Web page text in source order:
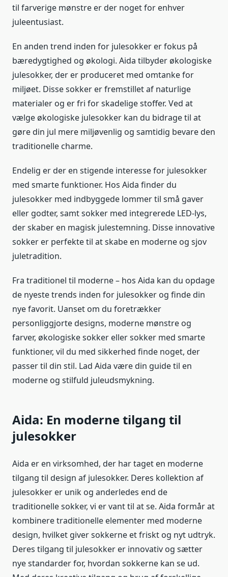
til farverige mønstre er der noget for enhver
juleentusiast.
En anden trend inden for julesokker er fokus på
bæredygtighed og økologi. Aida tilbyder økologiske
julesokker, der er produceret med omtanke for
miljøet. Disse sokker er fremstillet af naturlige
materialer og er fri for skadelige stoffer. Ved at
vælge økologiske julesokker kan du bidrage til at
gøre din jul mere miljøvenlig og samtidig bevare den
traditionelle charme.
Endelig er der en stigende interesse for julesokker
med smarte funktioner. Hos Aida finder du
julesokker med indbyggede lommer til små gaver
eller godter, samt sokker med integrerede LED-lys,
der skaber en magisk julestemning. Disse innovative
sokker er perfekte til at skabe en moderne og sjov
juletradition.
Fra traditionel til moderne – hos Aida kan du opdage
de nyeste trends inden for julesokker og finde din
nye favorit. Uanset om du foretrækker
personliggjorte designs, moderne mønstre og
farver, økologiske sokker eller sokker med smarte
funktioner, vil du med sikkerhed finde noget, der
passer til din stil. Lad Aida være din guide til en
moderne og stilfuld juleudsmykning.
Aida: En moderne tilgang til
julesokker
Aida er en virksomhed, der har taget en moderne
tilgang til design af julesokker. Deres kollektion af
julesokker er unik og anderledes end de
traditionelle sokker, vi er vant til at se. Aida formår at
kombinere traditionelle elementer med moderne
design, hvilket giver sokkerne et friskt og nyt udtryk.
Deres tilgang til julesokker er innovativ og sætter
nye standarder for, hvordan sokkerne kan se ud.